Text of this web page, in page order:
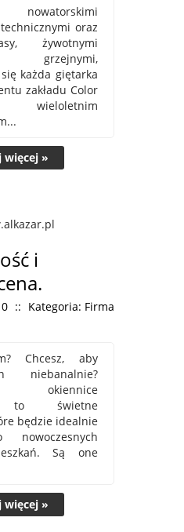
oraz
żywotnymi
grzejnymi,
każda giętarka
zakładu Color
więcej »
i
:: Kategoria: Firma
Chcesz, aby
niebanalnie?
okiennice
to świetne
będzie idealnie
nowoczesnych
Są one
więcej »